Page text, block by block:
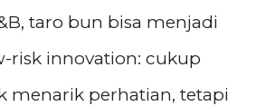
taro bun bisa menjadi
risk innovation: cukup
menarik perhatian, tetapi